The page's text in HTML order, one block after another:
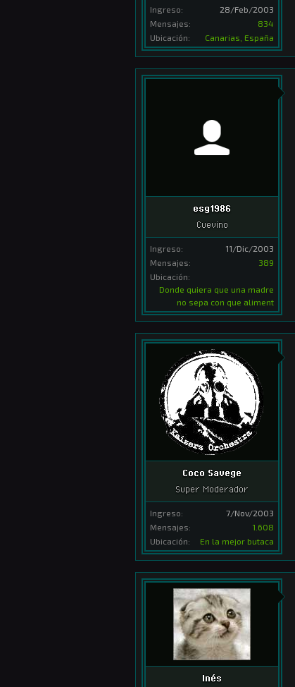
Ingreso:
28/Feb/2003
Mensajes:
834
Ubicación:
Canarias, España
esg1986
Cuevino
Ingreso:
11/Dic/2003
Mensajes:
389
Ubicación:
Donde quiera que una madre
no sepa con que aliment
Coco Savege
Super Moderador
Ingreso:
7/Nov/2003
Mensajes:
1.608
Ubicación:
En la mejor butaca
Inés